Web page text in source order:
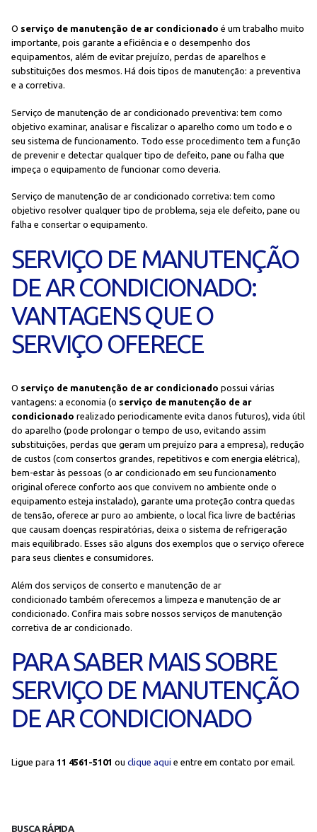
O serviço de manutenção de ar condicionado é um trabalho muito
importante, pois garante a eficiência e o desempenho dos
equipamentos, além de evitar prejuízo, perdas de aparelhos e
substituições dos mesmos. Há dois tipos de manutenção: a preventiva
e a corretiva.
Serviço de manutenção de ar condicionado preventiva: tem como
objetivo examinar, analisar e fiscalizar o aparelho como um todo e o
seu sistema de funcionamento. Todo esse procedimento tem a função
de prevenir e detectar qualquer tipo de defeito, pane ou falha que
impeça o equipamento de funcionar como deveria.
Serviço de manutenção de ar condicionado corretiva: tem como
objetivo resolver qualquer tipo de problema, seja ele defeito, pane ou
falha e consertar o equipamento.
SERVIÇO DE MANUTENÇÃO
DE AR CONDICIONADO:
VANTAGENS QUE O
SERVIÇO OFERECE
O serviço de manutenção de ar condicionado possui várias
vantagens: a economia (o serviço de manutenção de ar
condicionado realizado periodicamente evita danos futuros), vida útil
do aparelho (pode prolongar o tempo de uso, evitando assim
substituições, perdas que geram um prejuízo para a empresa), redução
de custos (com consertos grandes, repetitivos e com energia elétrica),
bem-estar às pessoas (o ar condicionado em seu funcionamento
original oferece conforto aos que convivem no ambiente onde o
equipamento esteja instalado), garante uma proteção contra quedas
de tensão, oferece ar puro ao ambiente, o local fica livre de bactérias
que causam doenças respiratórias, deixa o sistema de refrigeração
mais equilibrado. Esses são alguns dos exemplos que o serviço oferece
para seus clientes e consumidores.
Além dos serviços de conserto e manutenção de ar
condicionado também oferecemos a limpeza e manutenção de ar
condicionado. Confira mais sobre nossos serviços de manutenção
corretiva de ar condicionado.
PARA SABER MAIS SOBRE
SERVIÇO DE MANUTENÇÃO
DE AR CONDICIONADO
Ligue para 11 4561-5101 ou clique aqui e entre em contato por email.
BUSCA RÁPIDA